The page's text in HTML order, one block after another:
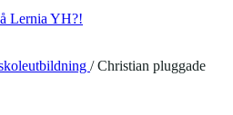
Lernia YH?!
/Christian pluggade